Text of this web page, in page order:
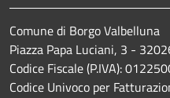
Comune di Borgo Valbelluna
Piazza Papa Luciani, 3 -
Codice Fiscale (P.IVA):
Codice Univoco per